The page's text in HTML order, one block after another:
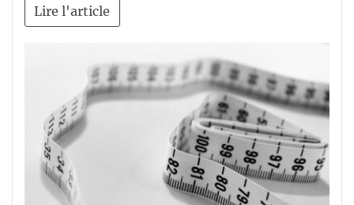
Lire l'article